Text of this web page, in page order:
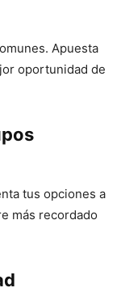
Apuesta
oportunidad de
tus opciones a
más recordado